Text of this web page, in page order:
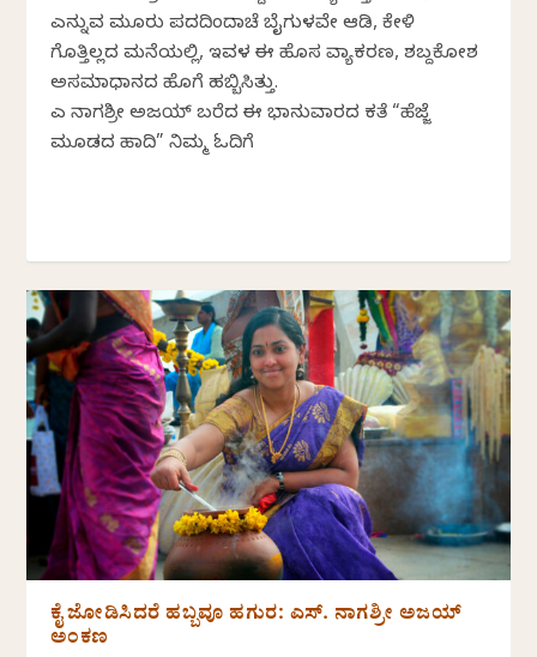
ಎನ್ನುವ ಮೂರು ಪದದಿಂದಾಚೆ ಬೈಗುಳವೇ ಆಡಿ, ಕೇಳಿ
ಗೊತ್ತಿಲ್ಲದ ಮನೆಯಲ್ಲಿ, ಇವಳ ಈ ಹೊಸ ವ್ಯಾಕರಣ, ಶಬ್ದಕೋಶ
ಅಸಮಾಧಾನದ ಹೊಗೆ ಹಬ್ಬಿಸಿತ್ತು.
ಎಸ್ ನಾಗಶ್ರೀ ಅಜಯ್ ಬರೆದ ಈ ಭಾನುವಾರದ ಕತೆ “ಹೆಜ್ಜೆ
ಮೂಡದ ಹಾದಿ” ನಿಮ್ಮ ಓದಿಗೆ
ಕೈ ಜೋಡಿಸಿದರೆ ಹಬ್ಬವೂ ಹಗುರ: ಎಸ್.‌ ನಾಗಶ್ರೀ ಅಜಯ್‌
ಅಂಕಣ